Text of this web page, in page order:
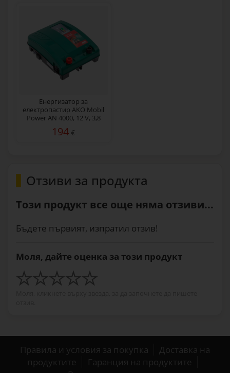
Енергизатор за
електропастир AKO Mobil
Power AN 4000, 12 V, 3,8
джаула
194 €
Отзиви за продукта
Този продукт все още няма отзиви...
Бъдете първият, изпратил отзив!
Моля, дайте оценка за този продукт
Правила и условия за покупка
Доставка на
продуктите
Гаранция на продуктите